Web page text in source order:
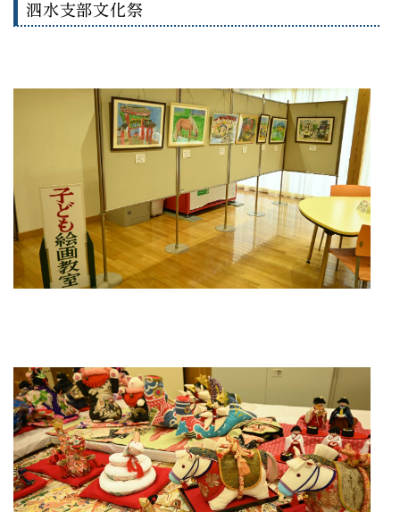
泗水支部文化祭